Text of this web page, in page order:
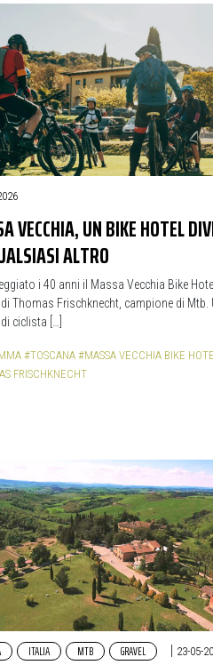
VECCHIA, UN BIKE HOTEL
ALTRO
i 40 anni il Massa Vecchia Bike
di Thomas Frischknecht, campione di
ciclista […]
#TOSCANA #MASSA VECCHIA BIKE
FRISCHKNECHT
ITALIA MTB GRAVEL | 23-05-